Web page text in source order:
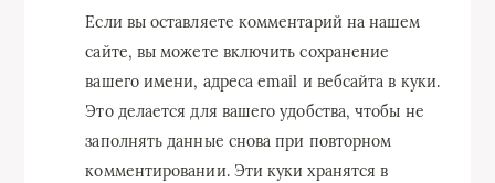
Если вы оставляете комментарий на нашем
сайте, вы можете включить сохранение
вашего имени, адреса email и вебсайта в куки.
Это делается для вашего удобства, чтобы не
заполнять данные снова при повторном
комментировании. Эти куки хранятся в